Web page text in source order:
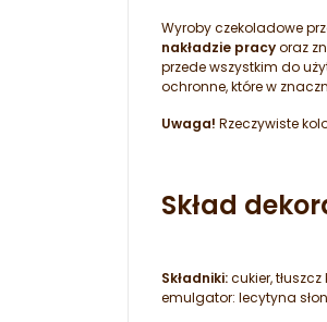
Wyroby czekoladowe
nakładzie pracyoraz
przede wszystkim do
ochronne, które w
Uwaga! Rzeczywiste
Skład
Składniki:cukier,
emulgator: lecytyna